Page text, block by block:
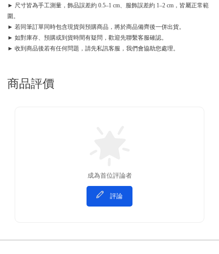
► 尺寸皆為手工測量，飾品誤差約 0.5–1 cm、服飾誤差約 1–2 cm，皆屬正常範
圍。
► 若同筆訂單同時包含現貨與預購商品，將於商品備齊後一併出貨。
► 如對庫存、預購或到貨時間有疑問，歡迎先聯繫客服確認。
► 收到商品後若有任何問題，請先私訊客服，我們會協助您處理。
商品評價
成為首位評論者
評論